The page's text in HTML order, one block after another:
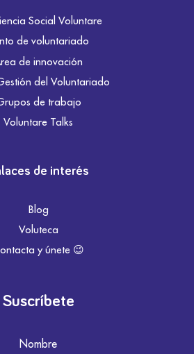
Social Voluntare
de voluntariado
de innovación
del Voluntariado
de trabajo
Voluntare Talks
de interés
Blog
Voluteca
y únete 😉
Suscríbete
Nombre